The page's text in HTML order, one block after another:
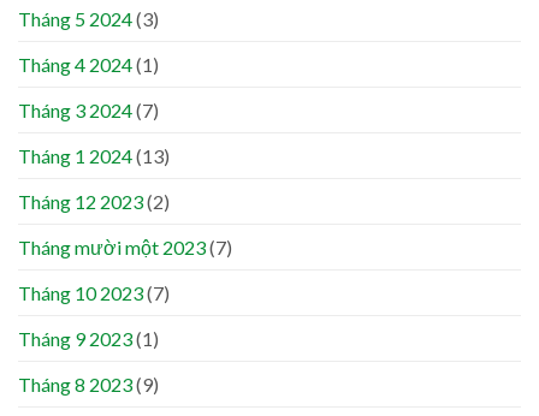
Tháng 5 2024(3)
Tháng 4 2024(1)
Tháng 3 2024(7)
Tháng 1 2024(13)
Tháng 12 2023(2)
Tháng mười một 2023(7)
Tháng 10 2023(7)
Tháng 9 2023(1)
Tháng 8 2023(9)